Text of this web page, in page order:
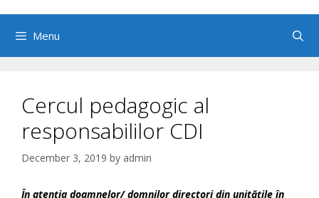
Menu
Cercul pedagogic al
responsabililor CDI
December 3, 2019 by admin
În atenția doamnelor/ domnilor directori din unitățile în